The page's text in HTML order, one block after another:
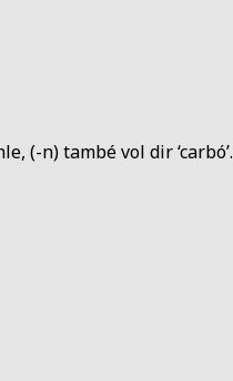
(-n) també vol dir ‘carbó’.